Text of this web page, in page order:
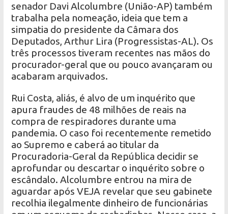
senador Davi Alcolumbre (União-AP) também
trabalha pela nomeação, ideia que tem a
simpatia do presidente da Câmara dos
Deputados, Arthur Lira (Progressistas-AL). Os
três processos tiveram recentes nas mãos do
procurador-geral que ou pouco avançaram ou
acabaram arquivados.
Rui Costa, aliás, é alvo de um inquérito que
apura fraudes de 48 milhões de reais na
compra de respiradores durante uma
pandemia. O caso foi recentemente remetido
ao Supremo e caberá ao titular da
Procuradoria-Geral da República decidir se
aprofundar ou descartar o inquérito sobre o
escândalo. Alcolumbre entrou na mira de
aguardar após VEJA revelar que seu gabinete
recolhia ilegalmente dinheiro de funcionárias